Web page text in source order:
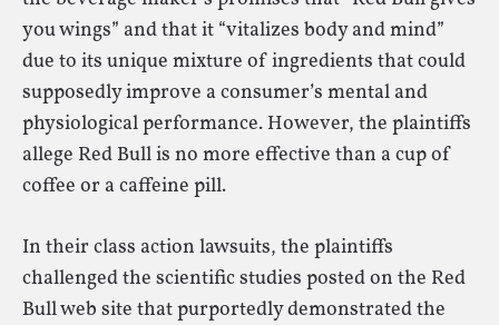
you wings” and that it “vitalizes body and mind”
due to its unique mixture of ingredients that could
supposedly improve a consumer’s mental and
physiological performance. However, the plaintiffs
allege Red Bull is no more effective than a cup of
coffee or a caffeine pill.
In their class action lawsuits, the plaintiffs
challenged the scientific studies posted on the Red
Bull web site that purportedly demonstrated the